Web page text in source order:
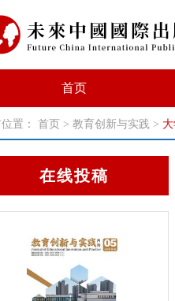
首页
置： 首页 > 教育创新与实践 >
在线投稿